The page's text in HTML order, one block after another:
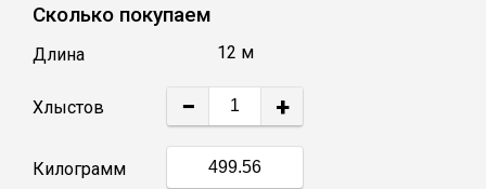
Полоса
Сколько покупаем
Длина 12 м
Хлыстов − +
Килограмм